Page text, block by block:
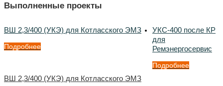
Выполненные проекты
ВШ 2,3/400 (УКЭ) для Котласского ЭМЗ
Подробнее
ВШ 2,3/400 (УКЭ) для Котласского ЭМЗ
УКС-400 после КР
для
Ремэнергосервис
Подробнее